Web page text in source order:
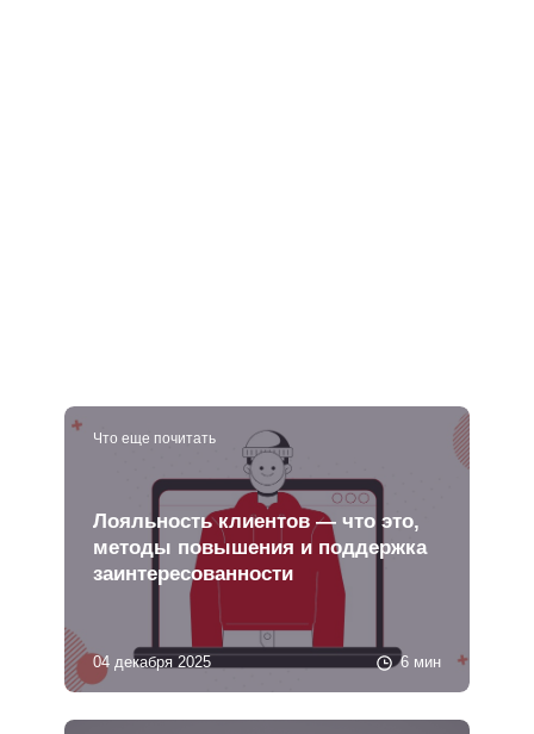
Что еще почитать
Лояльность клиентов — что это,
методы повышения и поддержка
заинтересованности
04 декабря 2025 6 мин